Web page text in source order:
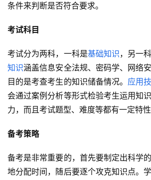
条件来判断是否符合要求。
考试科目
考试分为两科，一科是基础知识，另一
知识涵盖信息安全法规、密码学、网络
目的是考查考生的知识储备情况。 应用
会通过案例分析等形式检验考生运用知
力，而且考试题型、难度等都有一定特性
备考策略
备考是非常重要的，首先要制定出科学
地分配时间，随后要逐个攻克知识点。